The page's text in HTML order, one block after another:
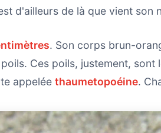
d'ailleurs de là que vient son
. Son corps brun-
Ces poils, justement, sont
appelée thaumetopoéine.